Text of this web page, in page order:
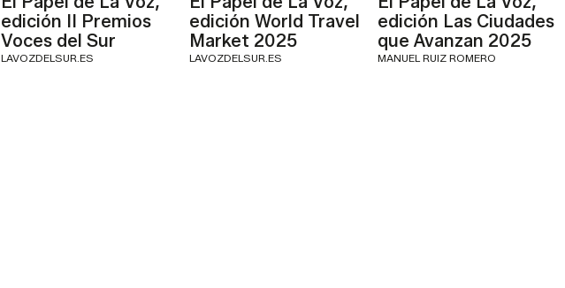
edición II Premios
Voces del Sur
LAVOZDELSUR.ES
edición World Travel
Market 2025
LAVOZDELSUR.ES
edición Las Ciudades
que Avanzan 2025
MANUEL RUIZ ROMERO